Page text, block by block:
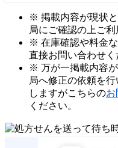
※ 掲載内容が現状
局にご確認の上ご利
※ 在庫確認や料金
直接お問い合わせく
※ 万が一掲載内容
局へ修正の依頼を
しますがこちらのお
ください。